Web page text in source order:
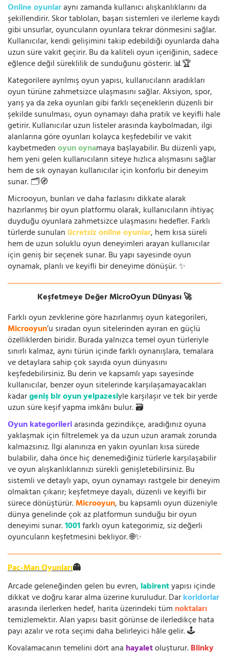
Online oyunlaraynı zamanda kullanıcı alışkanlıklarını da
şekillendirir. Skor tabloları, başarı sistemleri ve ilerleme kaydı
gibi unsurlar, oyuncuların oyunlara tekrar dönmesini sağlar.
Kullanıcılar, kendi gelişimini takip edebildiği oyunlarda daha
uzun süre vakit geçirir. Bu da kaliteli oyun içeriğinin, sadece
eğlence değil süreklilik de sunduğunu gösterir. 📊🏆
Kategorilere ayrılmış oyun yapısı, kullanıcıların aradıkları
oyun türüne zahmetsizce ulaşmasını sağlar. Aksiyon, spor,
yarış ya da zeka oyunları gibi farklı seçeneklerin düzenli bir
şekilde sunulması, oyun oynamayı daha pratik ve keyifli hale
getirir. Kullanıcılar uzun listeler arasında kaybolmadan, ilgi
alanlarına göre oyunları kolayca keşfedebilir ve vakit
kaybetmedenoyun oynamaya başlayabilir. Bu düzenli yapı,
hem yeni gelen kullanıcıların siteye hızlıca alışmasını sağlar
hem de sık oynayan kullanıcılar için konforlu bir deneyim
sunar. 🗂️🧭
Microoyun, bunları ve daha fazlasını dikkate alarak
hazırlanmış bir oyun platformu olarak, kullanıcıların ihtiyaç
duyduğu oyunlara zahmetsizce ulaşmasını hedefler. Farklı
türlerde sunulan ücretsiz online oyunlar, hem kısa süreli
hem de uzun soluklu oyun deneyimleri arayan kullanıcılar
için geniş bir seçenek sunar. Bu yapı sayesinde oyun
oynamak, planlı ve keyifli bir deneyime dönüşür. ✨
Keşfetmeye Değer MicroOyun Dünyası 🚀
Farklı oyun zevklerine göre hazırlanmış oyun kategorileri,
Microoyun’u sıradan oyun sitelerinden ayıran en güçlü
özelliklerden biridir. Burada yalnızca temel oyun türleriyle
sınırlı kalmaz, aynı türün içinde farklı oynanışlara, temalara
ve detaylara sahip çok sayıda oyun dünyasını
keşfedebilirsiniz. Bu derin ve kapsamlı yapı sayesinde
kullanıcılar, benzer oyun sitelerinde karşılaşamayacakları
kadargeniş bir oyun yelpazesiyle karşılaşır ve tek bir yerde
uzun süre keşif yapma imkânı bulur. 🗃️
Oyun kategorileriarasında gezindikçe, aradığınız oyuna
yaklaşmak için filtrelemek ya da uzun uzun aramak zorunda
kalmazsınız. İlgi alanınıza en yakın oyunları kısa sürede
bulabilir, daha önce hiç denemediğiniz türlerle karşılaşabilir
ve oyun alışkanlıklarınızı sürekli genişletebilirsiniz. Bu
sistemli ve detaylı yapı, oyun oynamayı rastgele bir deneyim
olmaktan çıkarır; keşfetmeye dayalı, düzenli ve keyifli bir
sürece dönüştürür.Microoyun, bu kapsamlı oyun düzeniyle
dünya genelinde çok az platformun sunduğu bir oyun
deneyimi sunar.1001farklı oyun kategorimiz, siz değerli
oyuncuların keşfetmesini bekliyor. 🌐✨
Pac-Man Oyunları👻
Arcade geleneğinden gelen bu evren, labirentyapısı içinde
dikkat ve doğru karar alma üzerine kuruludur. Darkoridorlar
arasında ilerlerken hedef, harita üzerindeki tüm noktaları
temizlemektir. Alan yapısı basit görünse de ilerledikçe hata
payı azalır ve rota seçimi daha belirleyici hâle gelir. 🕹️